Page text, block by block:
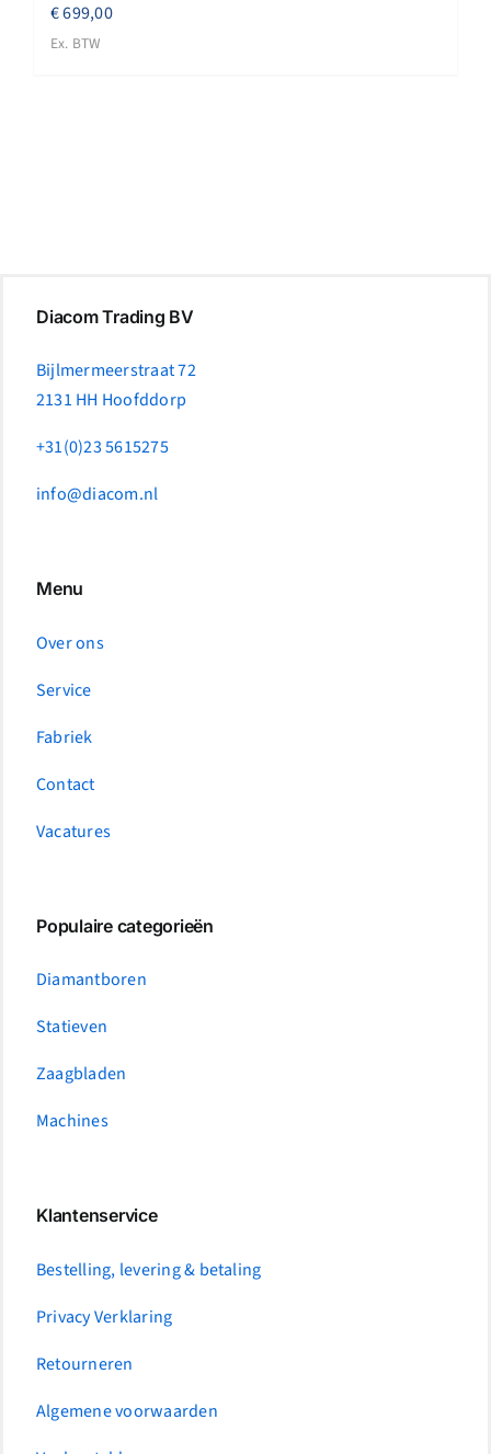
€699,00
Ex. BTW
Diacom Trading BV
Bijlmermeerstraat 72
2131 HH Hoofddorp
+31(0)23 5615275
info@diacom.nl
Menu
Over ons
Service
Fabriek
Contact
Vacatures
Populaire categorieën
Diamantboren
Statieven
Zaagbladen
Machines
Klantenservice
Bestelling, levering & betaling
Privacy Verklaring
Retourneren
Algemene voorwaarden